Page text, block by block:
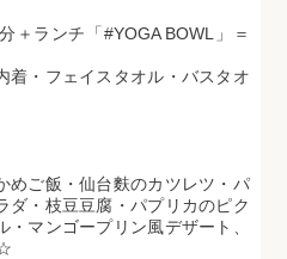
＋ランチ「#YOGA BOWL」＝
着・フェイスタオル・バスタオ
めご飯・仙台麩のカツレツ・パ
ダ・枝豆豆腐・パプリカのピク
マンゴープリン風デザート、